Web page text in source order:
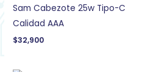
Sam Cabezote 25w Tipo-C
Calidad AAA
$32,900